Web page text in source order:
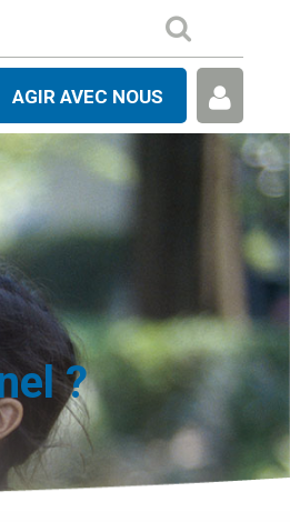
AGIR AVEC NOUS
?